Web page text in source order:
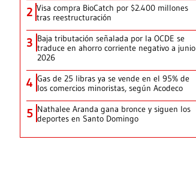
2 Visa compra BioCatch por $2.400 millones
tras reestructuración
3 Baja tributación señalada por la OCDE se
traduce en ahorro corriente negativo a junio
2026
4 Gas de 25 libras ya se vende en el 95% de
los comercios minoristas, según Acodeco
5 Nathalee Aranda gana bronce y siguen los
deportes en Santo Domingo